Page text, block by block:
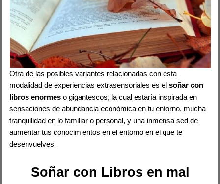
Otra de las posibles variantes relacionadas con esta
modalidad de experiencias extrasensoriales es elsoñar con
libros enormes o gigantescos, la cual estaría inspirada en
sensaciones de abundancia económica en tu entorno, mucha
tranquilidad en lo familiar o personal, y una inmensa sed de
aumentar tus conocimientos en el entorno en el que te
desenvuelves.
Soñar con Libros en mal